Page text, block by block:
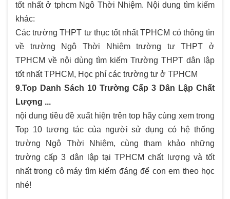
tốt nhất ở tphcm Ngô Thời Nhiệm. Nội dung tìm kiếm
khác:
Các trường THPT tư thục tốt nhất TPHCM có thông tìn
về trường Ngô Thời Nhiệm trường tư THPT ở
TPHCM về nội dùng tìm kiếm Trường THPT dân lập
tốt nhất TPHCM, Học phí các trường tư ở TPHCM
9.Top Danh Sách 10 Trường Cấp 3 Dân Lập Chất
Lượng ...
nội dung tiều đề xuất hiện trên top hãy cùng xem trong
Top 10 tương tác của người sử dụng có hệ thống
trường Ngô Thời Nhiệm, cùng tham khảo những
trường cấp 3 dân lập tại TPHCM chất lượng và tốt
nhất trong cô máy tìm kiếm đáng để con em theo học
nhé!